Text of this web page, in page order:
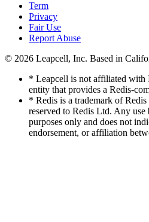
Term
Privacy
Fair Use
Report Abuse
© 2026 Leapcell, Inc. Based in
* Leapcell is not affiliated with
entity that provides a Redis-
* Redis is a trademark of
reserved to Redis Ltd. Any
purposes only and does not
endorsement, or affiliation